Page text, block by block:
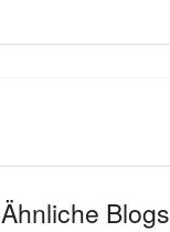
Ähnliche Blogs